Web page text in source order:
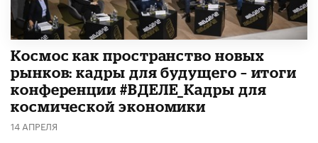
Космос как пространство новых
рынков: кадры для будущего – итоги
конференции #ВДЕЛЕ_Кадры для
космической экономики
14 АПРЕЛЯ